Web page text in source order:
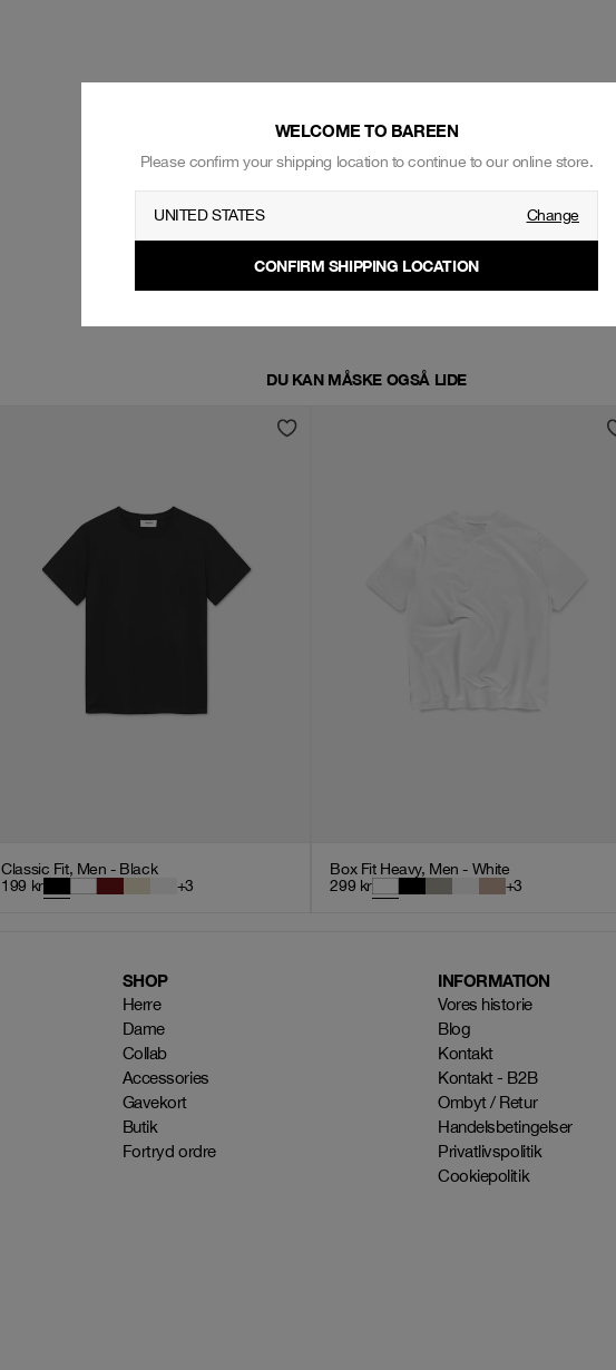
DU KAN MÅSKE OGSÅ LIDE
Classic Fit, Men - Black
199 kr +3
Box Fit Heavy, Men - White
299 kr +3
SHOP
Herre
Dame
Collab
Accessories
Gavekort
Butik
Fortryd ordre
INFORMATION
Vores historie
Blog
Kontakt
Kontakt - B2B
Ombyt / Retur
Handelsbetingelser
Privatlivspolitik
Cookiepolitik
WELCOME TO BAREEN
Please confirm your shipping location to continue to our online store.
UNITED STATES Change
CONFIRM SHIPPING LOCATION